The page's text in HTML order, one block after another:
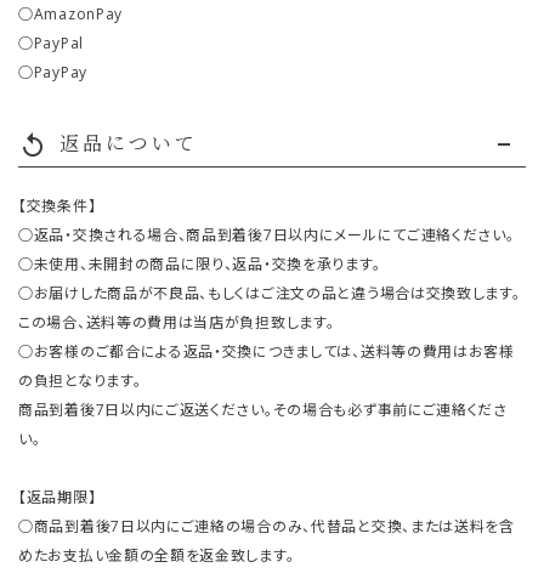
○AmazonPay
○PayPal
○PayPay
replay 返品について
【交換条件】
○返品・交換される場合、商品到着後7日以内にメールにてご連絡ください。
○未使用、未開封の商品に限り、返品・交換を承ります。
○お届けした商品が不良品、もしくはご注文の品と違う場合は交換致します。
この場合、送料等の費用は当店が負担致します。
○お客様のご都合による返品・交換につきましては、送料等の費用はお客様
の負担となります。
商品到着後7日以内にご返送ください。その場合も必ず事前にご連絡くださ
い。
【返品期限】
○商品到着後7日以内にご連絡の場合のみ、代替品と交換、または送料を含
めたお支払い金額の全額を返金致します。